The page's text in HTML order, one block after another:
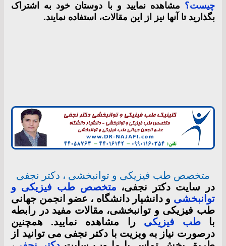
چیست؟ مشاهده نمایید و با دوستان خود به اشتراک
بگذارید تا آنها نیز از این مقالات، استفاده نمایند.
متخصص طب فیزیکی و توانبخشی ، دکتر نجفی
در سایت دکتر نجفی، متخصص طب فیزیکی و
توانبخشی و دانشیار دانشگاه ، عضو انجمن جهانی
طب فیزیکی و توانبخشی، مقالات مفید در رابطه
باطب فیزیکی را مشاهده نمایید. همچنین
درصورت نیاز به ویزیت با دکتر نجفی می توانید از